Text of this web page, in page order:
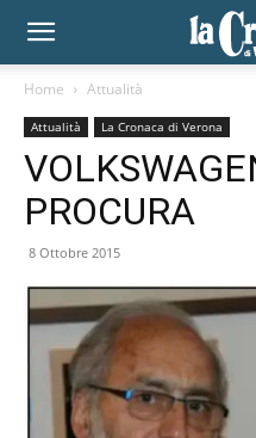
Home Attualità
Attualità La Cronaca di Verona
PROCURA
8 Ottobre 2015